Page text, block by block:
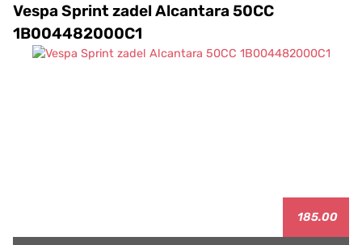
Vespa Sprint zadel Alcantara 50CC
1B004482000C1
185.00